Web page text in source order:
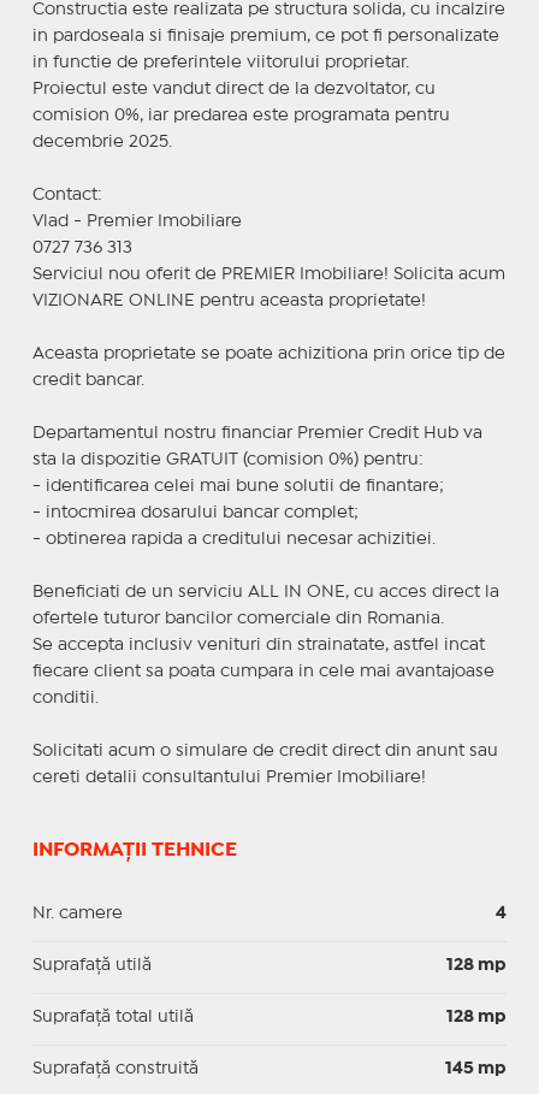
Constructia este realizata pe structura solida, cu incalzire
in pardoseala si finisaje premium, ce pot fi personalizate
in functie de preferintele viitorului proprietar.
Proiectul este vandut direct de la dezvoltator, cu
comision 0%, iar predarea este programata pentru
decembrie 2025.
Contact:
Vlad - Premier Imobiliare
0727 736 313
Serviciul nou oferit de PREMIER Imobiliare! Solicita acum
VIZIONARE ONLINE pentru aceasta proprietate!
Aceasta proprietate se poate achizitiona prin orice tip de
credit bancar.
Departamentul nostru financiar Premier Credit Hub va
sta la dispozitie GRATUIT (comision 0%) pentru:
- identificarea celei mai bune solutii de finantare;
- intocmirea dosarului bancar complet;
- obtinerea rapida a creditului necesar achizitiei.
Beneficiati de un serviciu ALL IN ONE, cu acces direct la
ofertele tuturor bancilor comerciale din Romania.
Se accepta inclusiv venituri din strainatate, astfel incat
fiecare client sa poata cumpara in cele mai avantajoase
conditii.
Solicitati acum o simulare de credit direct din anunt sau
cereti detalii consultantului Premier Imobiliare!
INFORMAȚII TEHNICE
Nr. camere 4
Suprafaţă utilă 128 mp
Suprafaţă total utilă 128 mp
Suprafaţă construită 145 mp